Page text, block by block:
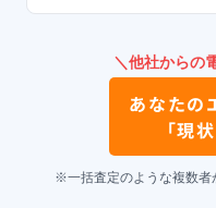
＼他社からの
あなたの
「現
※一括査定のような複数者